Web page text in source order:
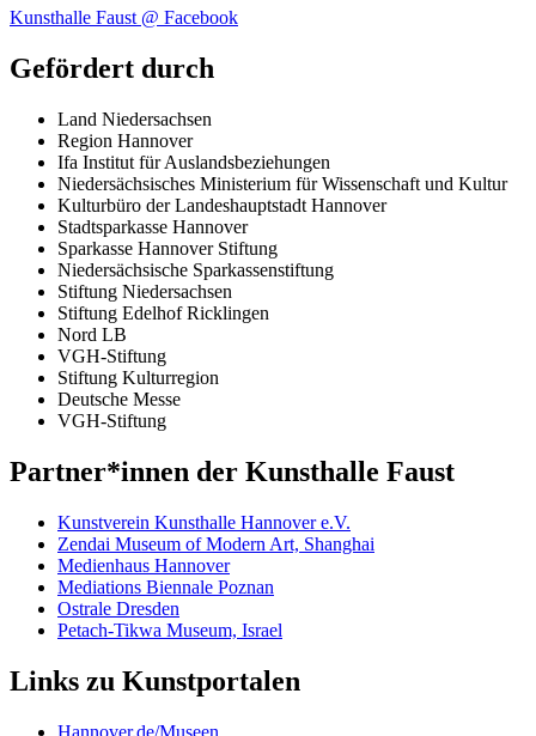
Kunsthalle Faust @ Facebook
Gefördert durch
Land Niedersachsen
Region Hannover
Ifa Institut für Auslandsbeziehungen
Niedersächsisches Ministerium für Wissenschaft und Kultur
Kulturbüro der Landeshauptstadt Hannover
Stadtsparkasse Hannover
Sparkasse Hannover Stiftung
Niedersächsische Sparkassenstiftung
Stiftung Niedersachsen
Stiftung Edelhof Ricklingen
Nord LB
VGH-Stiftung
Stiftung Kulturregion
Deutsche Messe
VGH-Stiftung
Partner*innen der Kunsthalle Faust
Kunstverein Kunsthalle Hannover e.V.
Zendai Museum of Modern Art, Shanghai
Medienhaus Hannover
Mediations Biennale Poznan
Ostrale Dresden
Petach-Tikwa Museum, Israel
Links zu Kunstportalen
Hannover.de/Museen